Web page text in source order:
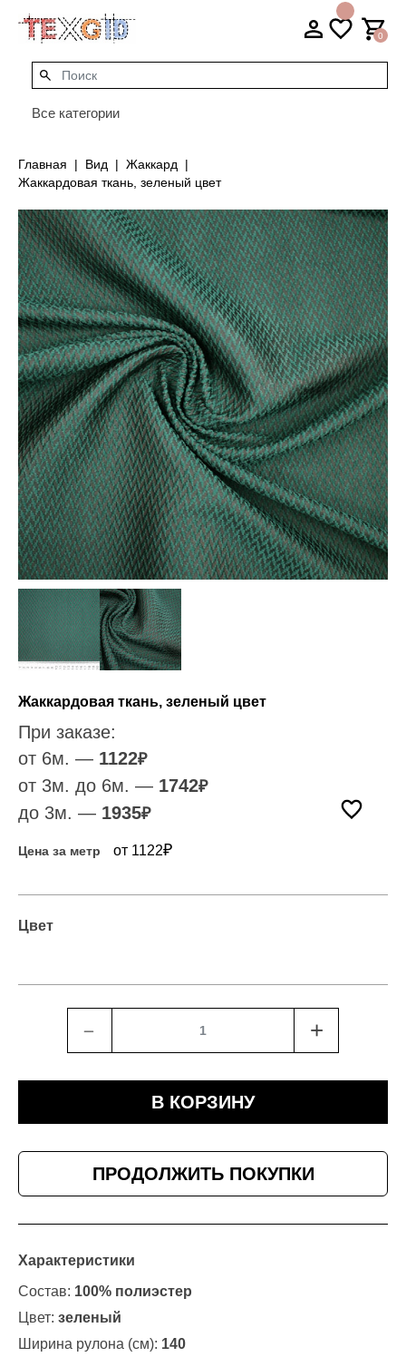
0
Все категории
Главная Вид
Жаккард
Жаккардовая ткань, зеленый цвет
Жаккардовая ткань, зеленый цвет
При заказе:
от 6м. — 1122₽
от 3м. до 6м. — 1742₽
до 3м. — 1935₽
Цена за метр от 1122₽
Цвет
﹣ +
В КОРЗИНУ
ПРОДОЛЖИТЬ ПОКУПКИ
Характеристики
Состав: 100% полиэстер
Цвет: зеленый
Ширина рулона (см): 140